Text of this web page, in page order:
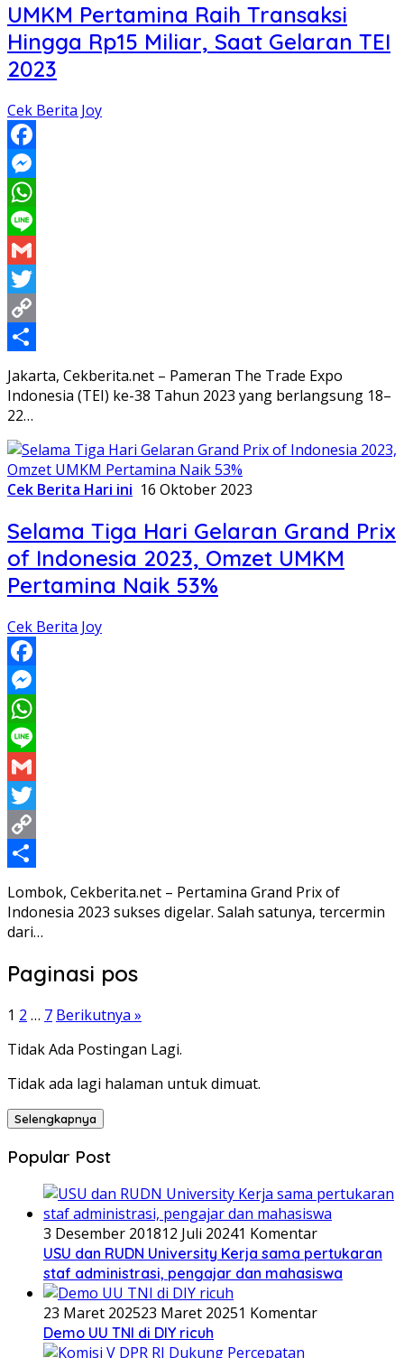
UMKM Pertamina Raih Transaksi
Hingga Rp15 Miliar, Saat Gelaran TEI
2023
Cek Berita Joy
Facebook
Messenger
WhatsApp
Line
Gmail
Twitter
Copy
Link
Share
Jakarta, Cekberita.net – Pameran The Trade Expo
Indonesia (TEI) ke-38 Tahun 2023 yang berlangsung 18–
22…
Cek Berita Hari ini 16 Oktober 2023
Selama Tiga Hari Gelaran Grand Prix
of Indonesia 2023, Omzet UMKM
Pertamina Naik 53%
Cek Berita Joy
Facebook
Messenger
WhatsApp
Line
Gmail
Twitter
Copy
Link
Share
Lombok, Cekberita.net – Pertamina Grand Prix of
Indonesia 2023 sukses digelar. Salah satunya, tercermin
dari…
Paginasi pos
1 2 … 7 Berikutnya »
Tidak Ada Postingan Lagi.
Tidak ada lagi halaman untuk dimuat.
Selengkapnya
Popular Post
3 Desember 201812 Juli 20241 Komentar
USU dan RUDN University Kerja sama pertukaran
staf administrasi, pengajar dan mahasiswa
23 Maret 202523 Maret 20251 Komentar
Demo UU TNI di DIY ricuh